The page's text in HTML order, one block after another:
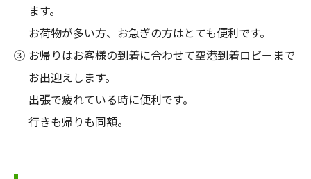
ます。
お荷物が多い方、お急ぎの方はとても便利です。
お帰りはお客様の到着に合わせて空港到着ロビーまで
お出迎えします。
出張で疲れている時に便利です。
行きも帰りも同額。